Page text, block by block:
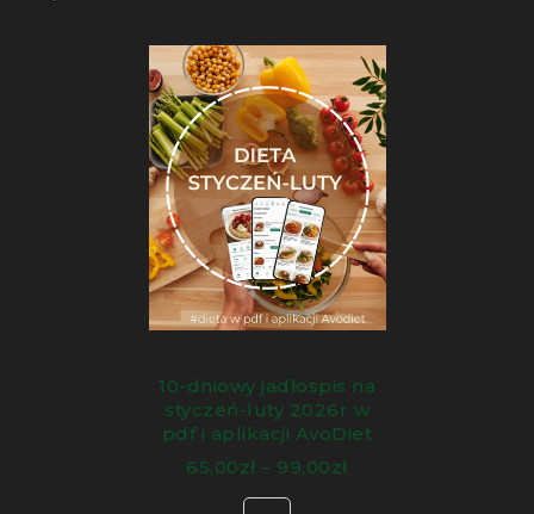
10-dniowy jadłospis na
styczeń-luty 2026r w
pdf i aplikacji AvoDiet
65,00zł – 99,00zł